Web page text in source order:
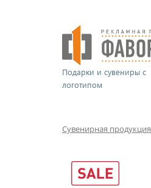
Подарки и сувениры с
логотипом
Сувенирная продукция